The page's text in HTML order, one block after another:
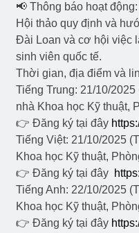
📢 Thông báo hoạt động:
Hội thảo quy định và
Đài Loan và cơ hội việc
sinh viên quốc tế.
Thời gian, địa điểm và
Tiếng Trung: 21/10/
nhà Khoa học Kỹ thuật,
👉 Đăng ký tại đây
Tiếng Việt: 21/10/2025
Khoa học Kỹ thuật,
👉 Đăng ký tại đây
Tiếng Anh: 22/10/2025
Khoa học Kỹ thuật,
👉 Đăng ký tại đây